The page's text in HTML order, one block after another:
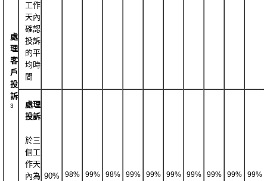
處
理
客
戶
投
訴
3
工作
天內
確認
投訴
的平
均時
間
處理
投訴
於三
個工
作天
內為 90% 98% 99% 98% 99% 99% 99% 99% 99% 99% 99%